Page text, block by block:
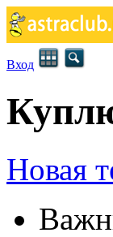
Вход
Новая